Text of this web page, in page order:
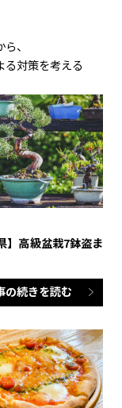
、
る対策を考える
】高級盆栽7鉢盗ま
の続きを読む